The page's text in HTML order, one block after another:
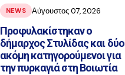
NEWS Αύγουστος 07, 2026
Προφυλακίστηκαν ο
δήμαρχος Στυλίδας και δύο
ακόμη κατηγορούμενοι για
την πυρκαγιά στη Βοιωτία